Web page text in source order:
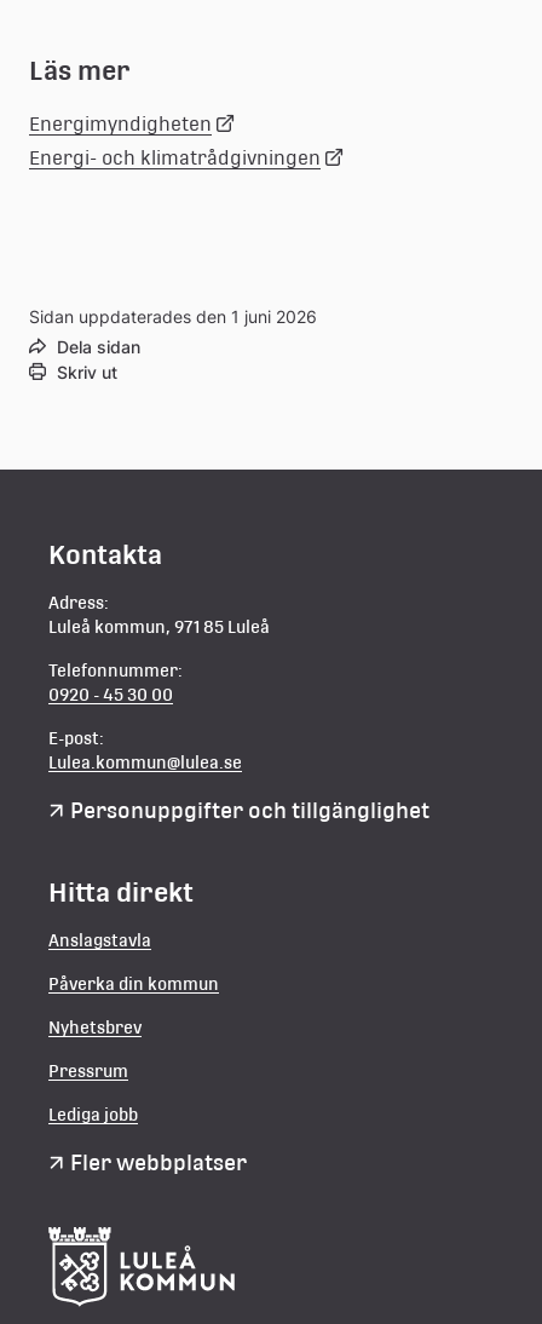
Läs mer
Energimyndigheten Länk
webbplats
Energi- och klimatrådgivningen Länk
Sidan uppdaterades den 1 juni 2026
Dela sidan
Skriv ut
Kontakta
Adress:
Luleå kommun, 971 85 Luleå
Telefonnummer:
0920 - 45 30 00
E-post:
Lulea.kommun@lulea.se
Personuppgifter och tillgänglighet
Hitta direkt
Anslagstavla
Påverka din kommun
Nyhetsbrev
Pressrum
Lediga jobb
Fler webbplatser